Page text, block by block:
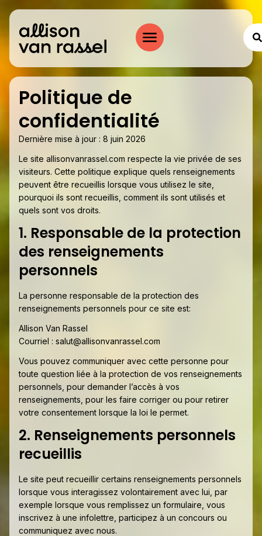
Politique de
confidentialité
Dernière mise à jour : 8 juin 2026
Le site allisonvanrassel.com respecte la vie privée de ses
visiteurs. Cette politique explique quels renseignements
peuvent être recueillis lorsque vous utilisez le site,
pourquoi ils sont recueillis, comment ils sont utilisés et
quels sont vos droits.
1. Responsable de la protection
des renseignements
personnels
La personne responsable de la protection des
renseignements personnels pour ce site est:
Allison Van Rassel
Courriel : salut@allisonvanrassel.com
Vous pouvez communiquer avec cette personne pour
toute question liée à la protection de vos renseignements
personnels, pour demander l’accès à vos
renseignements, pour les faire corriger ou pour retirer
votre consentement lorsque la loi le permet.
2. Renseignements personnels
recueillis
Le site peut recueillir certains renseignements personnels
lorsque vous interagissez volontairement avec lui, par
exemple lorsque vous remplissez un formulaire, vous
inscrivez à une infolettre, participez à un concours ou
communiquez avec nous.